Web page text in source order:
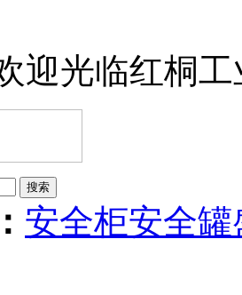
迎光临红桐
安全柜安全罐